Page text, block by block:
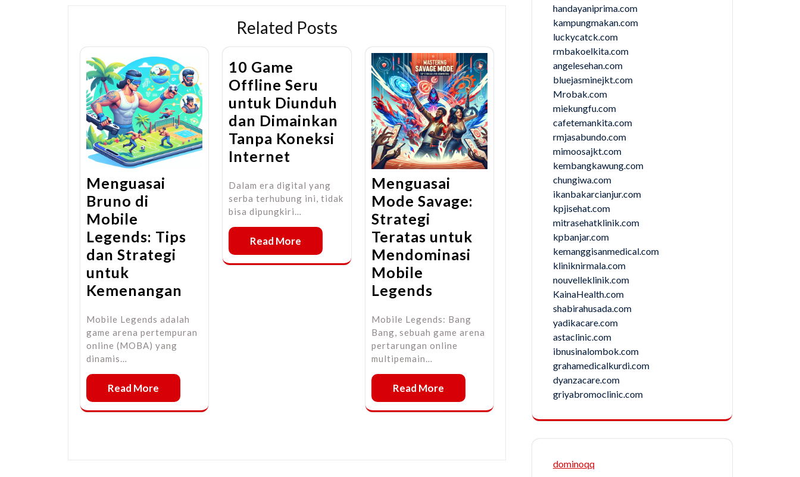
Related Posts
Menguasai
Bruno di
Mobile
Legends: Tips
dan Strategi
untuk
Kemenangan
Mobile Legends adalah
game arena pertempuran
online (MOBA) yang
dinamis…
Read More
10 Game
Offline Seru
untuk Diunduh
dan Dimainkan
Tanpa Koneksi
Internet
Dalam era digital yang
serba terhubung ini, tidak
bisa dipungkiri…
Read More
Menguasai
Mode Savage:
Strategi
Teratas untuk
Mendominasi
Mobile
Legends
Mobile Legends: Bang
Bang, sebuah game arena
pertarungan online
multipemain…
Read More
handayaniprima.com
kampungmakan.com
luckycatck.com
rmbakoelkita.com
angelesehan.com
bluejasminejkt.com
Mrobak.com
miekungfu.com
cafetemankita.com
rmjasabundo.com
mimoosajkt.com
kembangkawung.com
chungiwa.com
ikanbakarcianjur.com
kpjisehat.com
mitrasehatklinik.com
kpbanjar.com
kemanggisanmedical.com
kliniknirmala.com
nouvelleklinik.com
KainaHealth.com
shabirahusada.com
yadikacare.com
astaclinic.com
ibnusinalombok.com
grahamedicalkurdi.com
dyanzacare.com
griyabromoclinic.com
dominoqq